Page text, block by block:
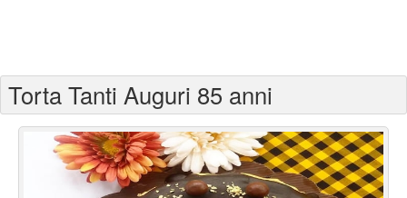
Cartoline auguri anni
Cartoline giorni anno
Cartoline giorni settimana
Torta Tanti Auguri 85 anni